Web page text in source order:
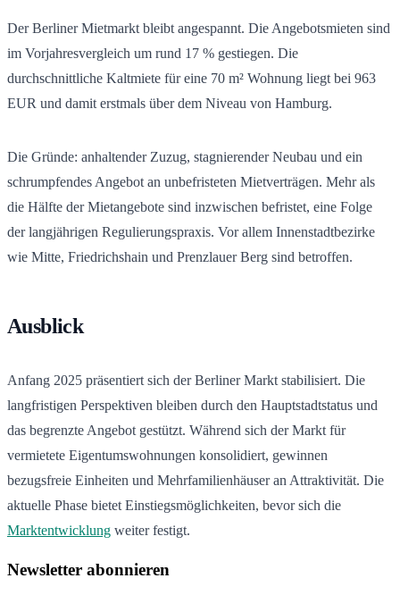
Der Berliner Mietmarkt bleibt angespannt. Die Angebotsmieten sind
im Vorjahresvergleich um rund 17 % gestiegen. Die
durchschnittliche Kaltmiete für eine 70 m² Wohnung liegt bei 963
EUR und damit erstmals über dem Niveau von Hamburg.
Die Gründe: anhaltender Zuzug, stagnierender Neubau und ein
schrumpfendes Angebot an unbefristeten Mietverträgen. Mehr als
die Hälfte der Mietangebote sind inzwischen befristet, eine Folge
der langjährigen Regulierungspraxis. Vor allem Innenstadtbezirke
wie Mitte, Friedrichshain und Prenzlauer Berg sind betroffen.
Ausblick
Anfang 2025 präsentiert sich der Berliner Markt stabilisiert. Die
langfristigen Perspektiven bleiben durch den Hauptstadtstatus und
das begrenzte Angebot gestützt. Während sich der Markt für
vermietete Eigentumswohnungen konsolidiert, gewinnen
bezugsfreie Einheiten und Mehrfamilienhäuser an Attraktivität. Die
aktuelle Phase bietet Einstiegsmöglichkeiten, bevor sich die
Marktentwicklung weiter festigt.
Newsletter abonnieren